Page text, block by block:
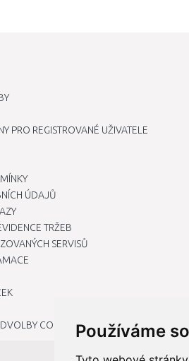
Používáme
PRO REGISTROVANÉ UŽIVATELE
ÚDAJŮ
TRŽEB
SERVISŮ
COOKIES